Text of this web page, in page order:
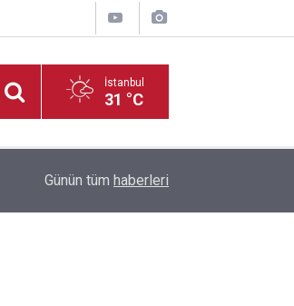
İstanbul
31 °C
Kahramanmaraş’ta Tekne Sahiplerine Kritik
Günün tüm haberleri